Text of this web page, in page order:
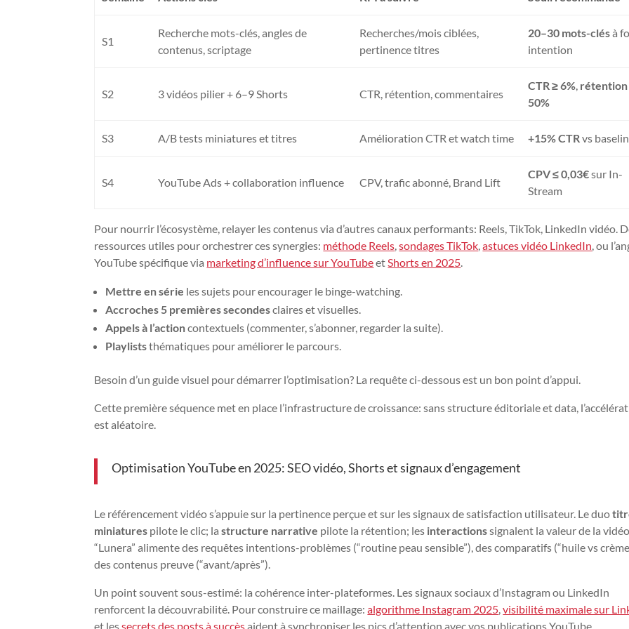
S1
Recherche mots-clés, angles de
contenus, scriptage
Recherches/mois ciblées,
pertinence titres
20–30 mots-clésà
intention
S2 3 vidéos pilier + 6–9 Shorts CTR, rétention, commentaires
CTR ≥ 6%, rétention
50%
S3 A/B tests miniatures et titres Amélioration CTR et watch time +15% CTR vs
S4 YouTube Ads + collaboration influence CPV, trafic abonné, Brand Lift
CPV ≤ 0,03€sur In-
Stream
Pour nourrir l’écosystème, relayer les contenus via d’autres canaux performants: Reels, TikTok, LinkedIn vidéo.
ressources utiles pour orchestrer ces synergies: méthode Reels ,sondages TikTok ,astuces vidéo LinkedIn , ou
YouTube spécifique via marketing d’influence sur YouTubeet Shorts en 2025
Mettre en série les sujets pour encourager le binge-watching.
Accroches 5 premières secondesclaires et visuelles.
Appels à l’actioncontextuels (commenter, s’abonner, regarder la suite).
Playliststhématiques pour améliorer le parcours.
Besoin d’un guide visuel pour démarrer l’optimisation? La requête ci-dessous est un bon point d’appui.
Cette première séquence met en place l’infrastructure de croissance: sans structure éditoriale et data,
est aléatoire.
Optimisation YouTube en 2025: SEO vidéo, Shorts et signaux d’engagement
Le référencement vidéo s’appuie sur la pertinence perçue et sur les signaux de satisfaction utilisateur. Le duo
miniatures pilote le clic; lastructure narrative pilote la rétention; les interactionssignalent la valeur de la vidéo.
“Lunera” alimente des requêtes intentions-problèmes (“routine peau sensible”), des comparatifs (“huile vs
des contenus preuve (“avant/après”).
Un point souvent sous-estimé: la cohérence inter-plateformes. Les signaux sociaux d’Instagram ou LinkedIn
renforcent la découvrabilité. Pour construire ce maillage:algorithme Instagram 2025 ,visibilité maximale sur
et lessecrets des posts à succèsaident à synchroniser les pics d’attention avec vos publications YouTube.